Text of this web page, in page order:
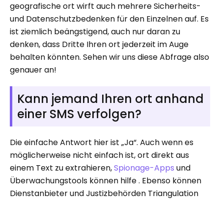
geografische ort wirft auch mehrere Sicherheits-
und Datenschutzbedenken für den Einzelnen auf. Es
ist ziemlich beängstigend, auch nur daran zu
denken, dass Dritte Ihren ort jederzeit im Auge
behalten könnten. Sehen wir uns diese Abfrage also
genauer an!
Kann jemand Ihren ort anhand
einer SMS verfolgen?
Die einfache Antwort hier ist „Ja“. Auch wenn es
möglicherweise nicht einfach ist, ort direkt aus
einem Text zu extrahieren,Spionage-Apps und
Überwachungstools können hilfe . Ebenso können
Dienstanbieter und Justizbehörden Triangulation